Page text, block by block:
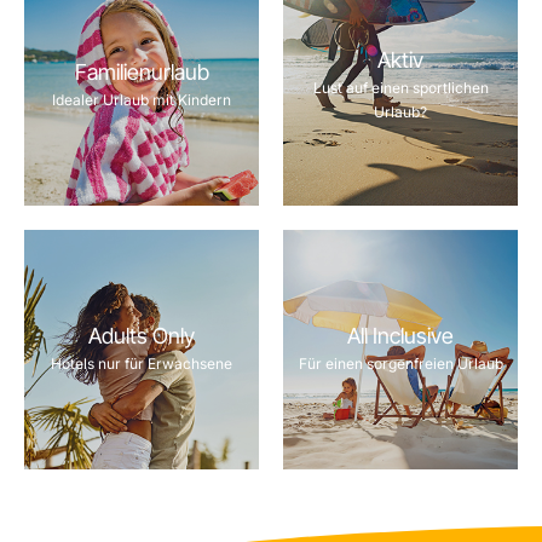
Familienurlaub
Idealer Urlaub mit Kindern
Aktiv
Lust auf einen sportlichen
Urlaub?
Adults Only
Hotels nur für Erwachsene
All Inclusive
Für einen sorgenfreien Urlaub